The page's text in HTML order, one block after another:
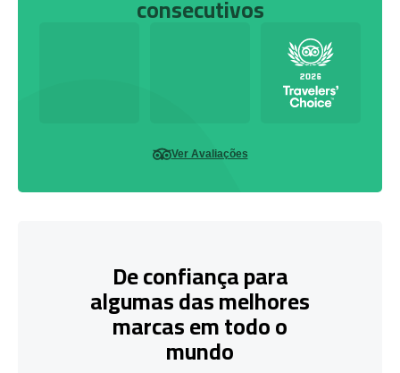
consecutivos
Ver Avaliações
De confiança para
algumas das melhores
marcas em todo o
mundo